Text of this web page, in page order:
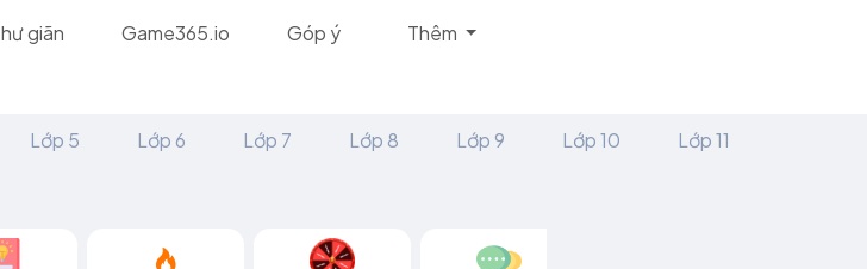
giãn Game365.io Góp ý Thêm
Lớp 5 Lớp 6 Lớp 7 Lớp 8 Lớp 9 Lớp 10
Lớp 11